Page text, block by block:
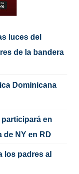
luces del
de la bandera
Dominicana
participará en
NY en RD
los padres al